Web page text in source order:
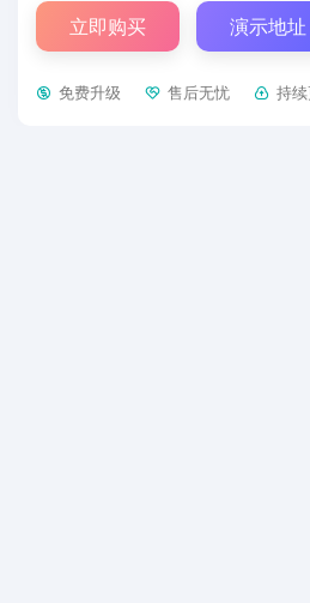
立即购买 演示地址
免费升级 售后无忧 持